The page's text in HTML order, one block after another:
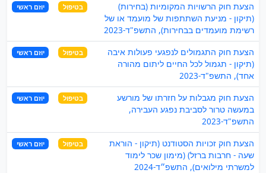
הצעת חוק הרשויות המקומיות (בחירות)
(תיקון - מניעת השתתפות של מועמד או של
רשימת מועמדים בבחירות), התשפ"ד-2023
בטיפול יוזם ראשי
הצעת חוק התגמולים לנפגעי פעולות איבה
(תיקון - תגמול לכל החיים ליתום מהורה
אחד), התשפ"ד-2023
בטיפול יוזם ראשי
הצעת חוק מגבלות על חזרתו של מורשע
במעשה טרור לסביבת נפגע העבירה,
התשפ"ד-2023
בטיפול יוזם ראשי
הצעת חוק זכויות הסטודנט (תיקון - הוראת
שעה - חרבות ברזל) (מימון שכר לימוד
למשרתי מילואים), התשפ״ד-2024
בטיפול יוזם ראשי